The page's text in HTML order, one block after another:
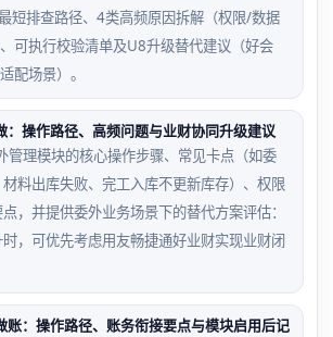
短排查路径、4类高频原因拆解（权限/数据
可执行校验清单及U8升级替代建议（好会
配场景）。
：操作路径、高频问题与业财协同升级建议
管理模块的核心操作步骤、常见卡点（如委
料出库失败、完工入库不更新库存）、权限
，并提供委外业务场景下的替代方案评估：
，可优先考虑用友畅捷通好业财实现业财闭
账：操作路径、账务衔接要点与模块启用后记